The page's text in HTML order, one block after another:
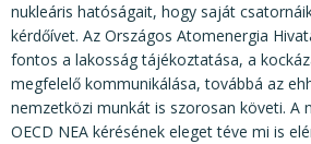
nukleáris hatóságait, hogy saját
kérdőívet. Az Országos Atomenergia
fontos a lakosság tájékoztatása, a
megfelelő kommunikálása, továbbá az
nemzetközi munkát is szorosan követi. A
OECD NEA kérésének eleget téve mi is